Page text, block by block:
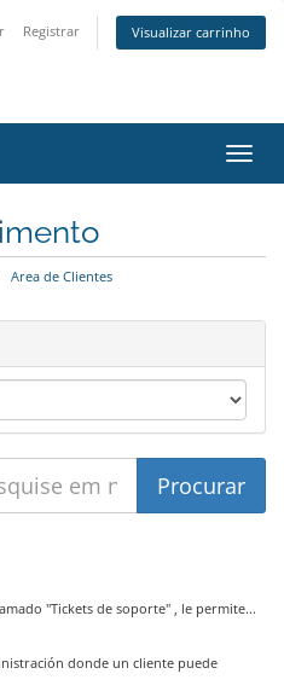
Registrar Visualizar carrinho
Area de Clientes
"Tickets de soporte" , le permite...
donde un cliente puede